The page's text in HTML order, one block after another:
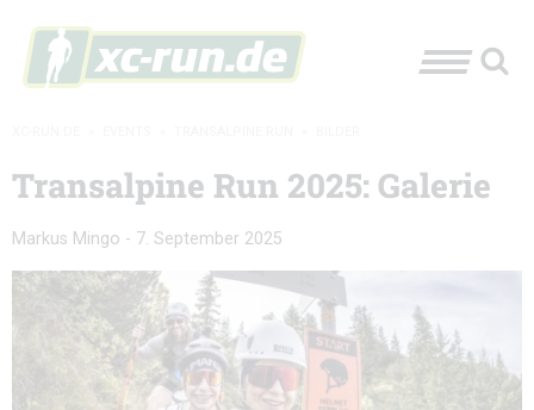
Transalpine Run 2025: Galerie
Markus Mingo - 7. September 2025